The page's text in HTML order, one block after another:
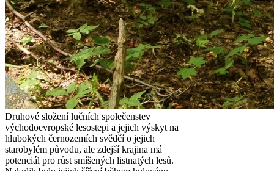
Druhové složení lučních společenstev
východoevropské lesostepi a jejich výskyt na
hlubokých černozemích svědčí o jejich
starobylém původu, ale zdejší krajina má
potenciál pro růst smíšených listnatých lesů.